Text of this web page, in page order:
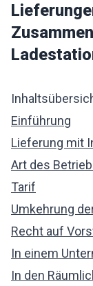
Einführung
Lieferung mit
Art des
Tarif
Umkehrung
Recht auf
In einem
In den